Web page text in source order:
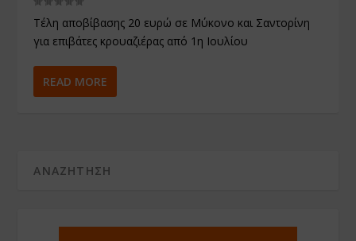
Τέλη αποβίβασης 20 ευρώ σε Μύκονο και Σαντορίνη
για επιβάτες κρουαζιέρας από 1η Ιουλίου
READ MORE